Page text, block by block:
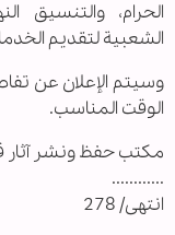
الحرام، والتنسيق
الشعبية لتقديم
وسيتم الإعلان عن
الوقت المناسب.
مكتب حفظ ونشر آثار
............
انتهى/ 278